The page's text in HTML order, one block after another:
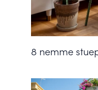
8 nemme